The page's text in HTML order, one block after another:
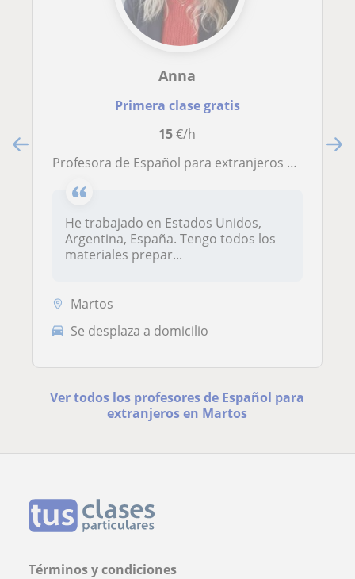
Anna
Primera clase gratis
15€/h
Profesora de Español para extranjeros adultos
He trabajado en Estados Unidos,
Argentina, España. Tengo todos los
materiales prepar...
Martos
Se desplaza a domicilio
Ver todos los profesores de Español para
extranjeros en Martos
Términos y condiciones